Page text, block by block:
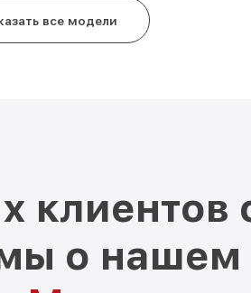
все модели
клиентов
о нашем